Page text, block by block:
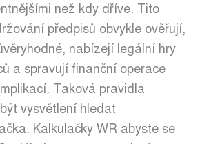
než kdy dříve. Tito
předpisů obvykle ověřují,
nabízejí legální hry
a spravují finanční operace
Taková pravidla
vysvětlení hledat
Kalkulačky WR abyste se